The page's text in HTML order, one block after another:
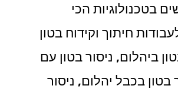
בטכנולוגיות הכי
חיתוך וקידוח בטון
ביהלום, ניסור בטון עם
בטון בכבל יהלום, ניסור